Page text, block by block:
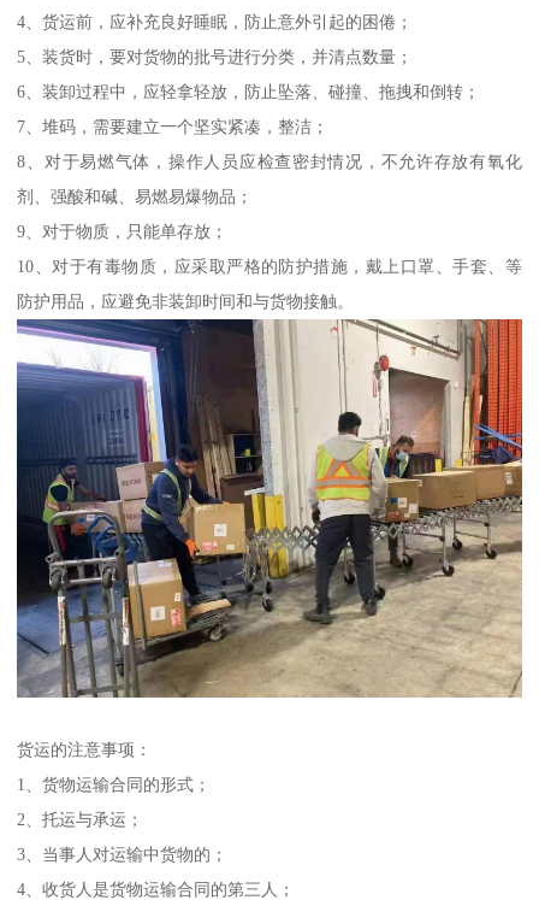
4、货运前，应补充良好睡眠，防止意外引起的困倦；
5、装货时，要对货物的批号进行分类，并清点数量；
6、装卸过程中，应轻拿轻放，防止坠落、碰撞、拖拽和倒转；
7、堆码，需要建立一个坚实紧凑，整洁；
8、对于易燃气体，操作人员应检查密封情况，不允许存放有氧化
剂、强酸和碱、易燃易爆物品；
9、对于物质，只能单存放；
10、对于有毒物质，应采取严格的防护措施，戴上口罩、手套、等
防护用品，应避免非装卸时间和与货物接触。
货运的注意事项：
1、货物运输合同的形式；
2、托运与承运；
3、当事人对运输中货物的；
4、收货人是货物运输合同的第三人；